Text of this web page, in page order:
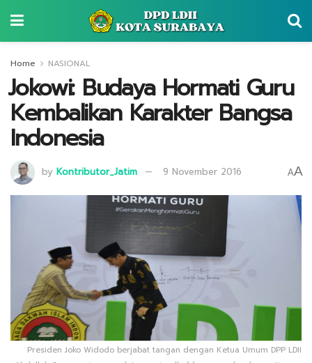
Home NASIONAL
⁠⁠⁠Jokowi: Budaya Hormati Guru
Kembalikan Karakter Bangsa
Indonesia
by Kontributor_Jatim 9 November 2016 AA
Presiden Joko Widodo berjabat tangan dengan Ketua Umum DPP LDII